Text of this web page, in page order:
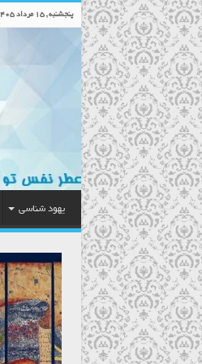
پنجشنبه , ۱۵ مرداد ۱۴۰۵
یهود شناسی